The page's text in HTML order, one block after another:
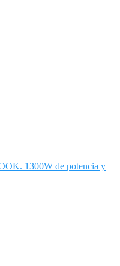
1300W de potencia y